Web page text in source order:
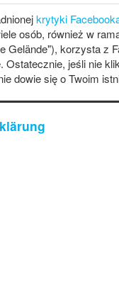
krytyki
osób, również w
Gelände"), korzysta z
Ostatecznie, jeśli nie
dowie się o Twoim